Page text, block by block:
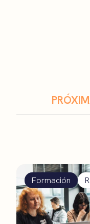
Formación